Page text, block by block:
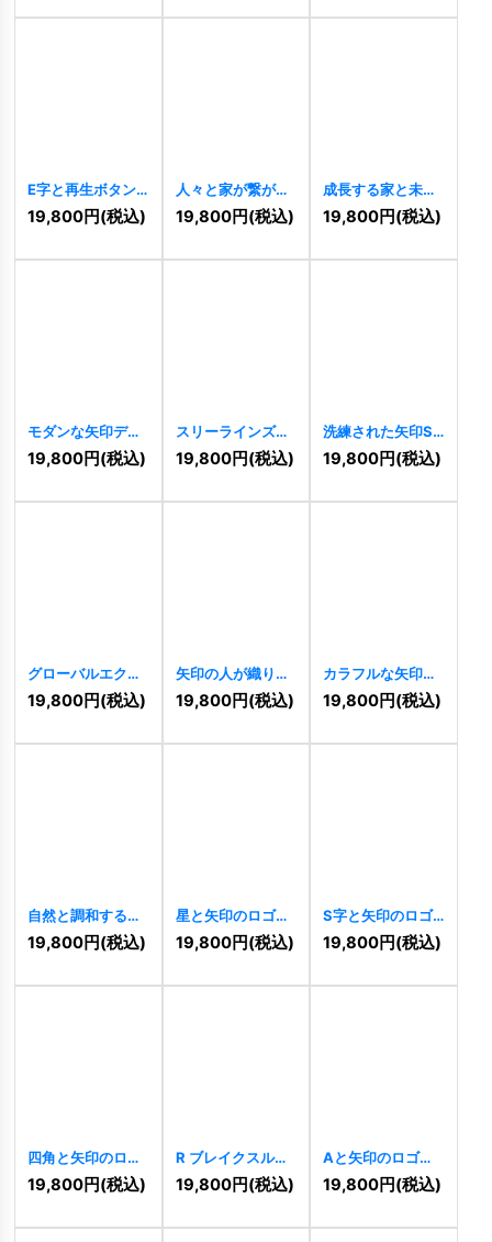
E字と再生ボタン
のモダンロゴ
9509
19,800円(税込)
人々と家が繋がる
星のロゴ [9464]
19,800円(税込)
成長する家と未来
への矢印ロゴ
9431
19,800円(税込)
モダンな矢印デザ
インのロゴ
9424
19,800円(税込)
スリーラインズの
ロゴ[9420]
19,800円(税込)
洗練された矢印S
ロゴ[9408]
19,800円(税込)
グローバルエクス
プレス矢印ロゴ
9411 ]
19,800円(税込)
矢印の人が織りな
す星のロゴ
9405
19,800円(税込)
カラフルな矢印の
ロゴ[9395]
19,800円(税込)
自然と調和する住
宅のロゴ [9334]
19,800円(税込)
星と矢印のロゴ
[9255]
19,800円(税込)
S字と矢印のロゴ
[9244]
19,800円(税込)
四角と矢印のロゴ
[9322]
19,800円(税込)
R ブレイクスルー
ロゴ[9210]
19,800円(税込)
Aと矢印のロゴ
[9130]
19,800円(税込)